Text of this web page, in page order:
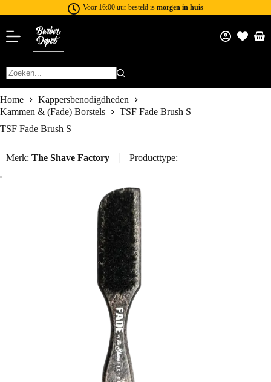
Voor 16:00 uur besteld is morgen in huis
Home
Kappersbenodigdheden
Kammen & (Fade) Borstels
TSF Fade Brush S
TSF Fade Brush S
Merk: The Shave Factory Producttype: